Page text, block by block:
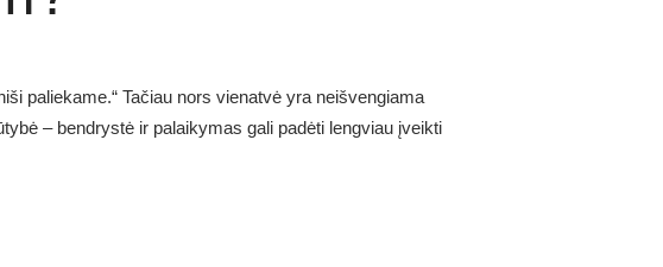
paliekame.“ Tačiau nors vienatvė yra neišvengiama
– bendrystė ir palaikymas gali padėti lengviau įveikti